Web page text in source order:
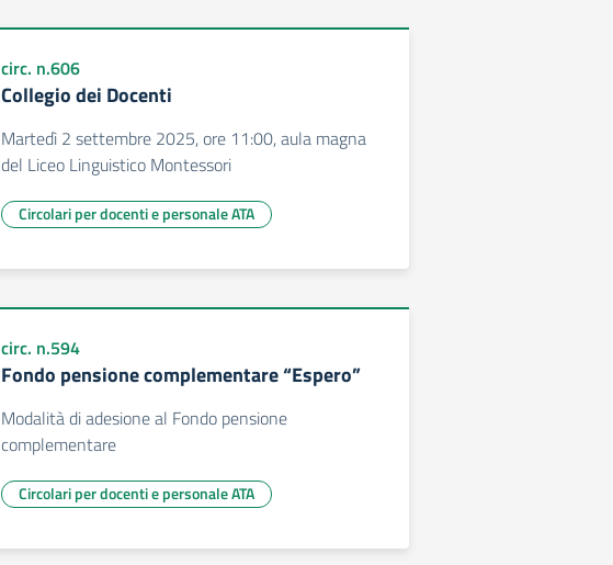
circ. n.606
Collegio dei Docenti
Martedì 2 settembre 2025, ore 11:00, aula magna
del Liceo Linguistico Montessori
Circolari per docenti e personale ATA
circ. n.594
Fondo pensione complementare “Espero”
Modalità di adesione al Fondo pensione
complementare
Circolari per docenti e personale ATA